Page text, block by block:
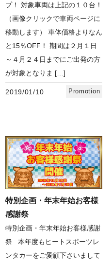
プ！ 対象車両は上記の１０台！
（画像クリックで車両ページに
移動します） 車体価格よりなん
と15％OFF！ 期間は２月１日
～４月２４日までにご出発の方
が対象となりま […]
2019/01/10 Promotion
特別企画・年末年始お客様
感謝祭
特別企画・年末年始お客様感謝
祭 本年度もヒートスポーツレ
ンタカーをご愛顧下さいまして